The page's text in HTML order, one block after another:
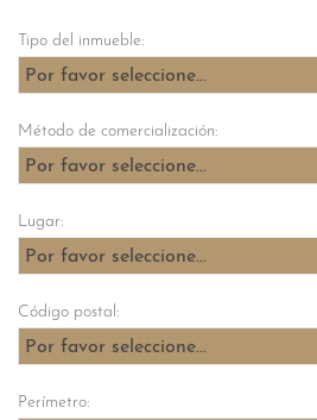
Tipo del inmueble:
Por favor seleccione...
Método de comercialización:
Por favor seleccione...
Lugar:
Por favor seleccione...
Código postal:
Por favor seleccione...
Perímetro: